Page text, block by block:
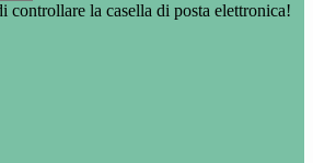
controllare la casella di posta elettronica!